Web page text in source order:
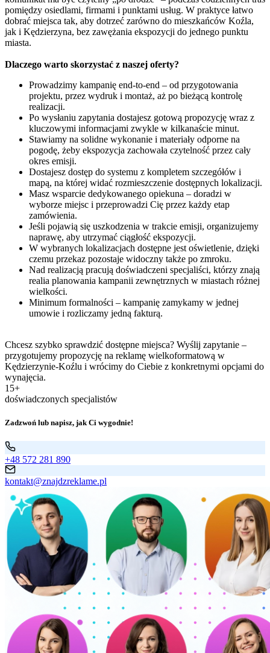
pomiędzy osiedlami, firmami i punktami usług. W praktyce łatwo
dobrać miejsca tak, aby dotrzeć zarówno do mieszkańców Koźla,
jak i Kędzierzyna, bez zawężania ekspozycji do jednego punktu
miasta.
Dlaczego warto skorzystać z naszej oferty?
Prowadzimy kampanię end-to-end – od przygotowania
projektu, przez wydruk i montaż, aż po bieżącą kontrolę
realizacji.
Po wysłaniu zapytania dostajesz gotową propozycję wraz z
kluczowymi informacjami zwykle w kilkanaście minut.
Stawiamy na solidne wykonanie i materiały odporne na
pogodę, żeby ekspozycja zachowała czytelność przez cały
okres emisji.
Dostajesz dostęp do systemu z kompletem szczegółów i
mapą, na której widać rozmieszczenie dostępnych lokalizacji.
Masz wsparcie dedykowanego opiekuna – doradzi w
wyborze miejsc i przeprowadzi Cię przez każdy etap
zamówienia.
Jeśli pojawią się uszkodzenia w trakcie emisji, organizujemy
naprawę, aby utrzymać ciągłość ekspozycji.
W wybranych lokalizacjach dostępne jest oświetlenie, dzięki
czemu przekaz pozostaje widoczny także po zmroku.
Nad realizacją pracują doświadczeni specjaliści, którzy znają
realia planowania kampanii zewnętrznych w miastach różnej
wielkości.
Minimum formalności – kampanię zamykamy w jednej
umowie i rozliczamy jedną fakturą.
Chcesz szybko sprawdzić dostępne miejsca? Wyślij zapytanie –
przygotujemy propozycję na reklamę wielkoformatową w
Kędzierzynie-Koźlu i wrócimy do Ciebie z konkretnymi opcjami do
wynajęcia.
15+
doświadczonych specjalistów
Zadzwoń lub napisz, jak Ci wygodnie!
+48 572 281 890
kontakt@znajdzreklame.pl